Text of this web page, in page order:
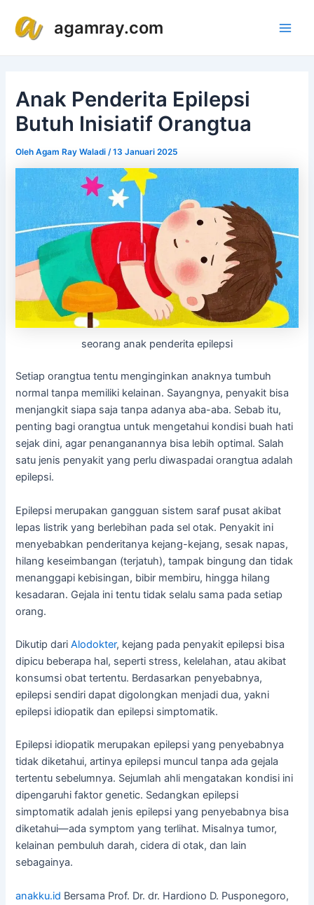
konten
agamray.com
Anak Penderita Epilepsi
Butuh Inisiatif Orangtua
OlehAgam Ray Waladi /13 Januari 2025
seorang anak penderita epilepsi
Setiap orangtua tentu menginginkan anaknya tumbuh
normal tanpa memiliki kelainan. Sayangnya, penyakit bisa
menjangkit siapa saja tanpa adanya aba-aba. Sebab itu,
penting bagi orangtua untuk mengetahui kondisi buah hati
sejak dini, agar penanganannya bisa lebih optimal. Salah
satu jenis penyakit yang perlu diwaspadai orangtua adalah
epilepsi.
Epilepsi merupakan gangguan sistem saraf pusat akibat
lepas listrik yang berlebihan pada sel otak. Penyakit ini
menyebabkan penderitanya kejang-kejang, sesak napas,
hilang keseimbangan (terjatuh), tampak bingung dan tidak
menanggapi kebisingan, bibir membiru, hingga hilang
kesadaran. Gejala ini tentu tidak selalu sama pada setiap
orang.
Dikutip dariAlodokter, kejang pada penyakit epilepsi bisa
dipicu beberapa hal, seperti stress, kelelahan, atau akibat
konsumsi obat tertentu. Berdasarkan penyebabnya,
epilepsi sendiri dapat digolongkan menjadi dua, yakni
epilepsi idiopatik dan epilepsi simptomatik.
Epilepsi idiopatik merupakan epilepsi yang penyebabnya
tidak diketahui, artinya epilepsi muncul tanpa ada gejala
tertentu sebelumnya. Sejumlah ahli mengatakan kondisi ini
dipengaruhi faktor genetic. Sedangkan epilepsi
simptomatik adalah jenis epilepsi yang penyebabnya bisa
diketahui—ada symptom yang terlihat. Misalnya tumor,
kelainan pembuluh darah, cidera di otak, dan lain
sebagainya.
anakku.id Bersama Prof. Dr. dr. Hardiono D. Pusponegoro,
navigation